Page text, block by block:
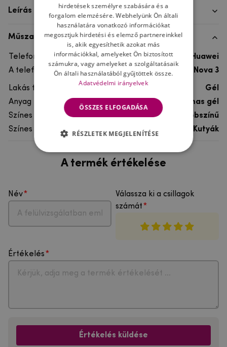
Leírás
Műszaki adatok
Telefon márka
Huawei
A telefonmodellhez
Huawei Nova 3
Lakás típusa
Gél
Anyag
rugalmas gél
Színes
többszínű
Színes motívum
Kutyák
A termék értékelése
Név
Válassza ki a csillagok
számát
Értékelés
Értékelés küldése
hirdetések személyre szabására és a
forgalom elemzésére. Webhelyünk Ön általi
használatára vonatkozó információkat
megosztjuk hirdetési és elemző partnereinkkel
is, akik egyesíthetik azokat más
információkkal, amelyeket Ön biztosított
számukra, vagy amelyeket a szolgáltatásaik
Ön általi használatából gyűjtöttek össze.
Adatvédelmi irányelvek
ÖSSZES ELFOGADÁSA
RÉSZLETEK MEGJELENÍTÉSE